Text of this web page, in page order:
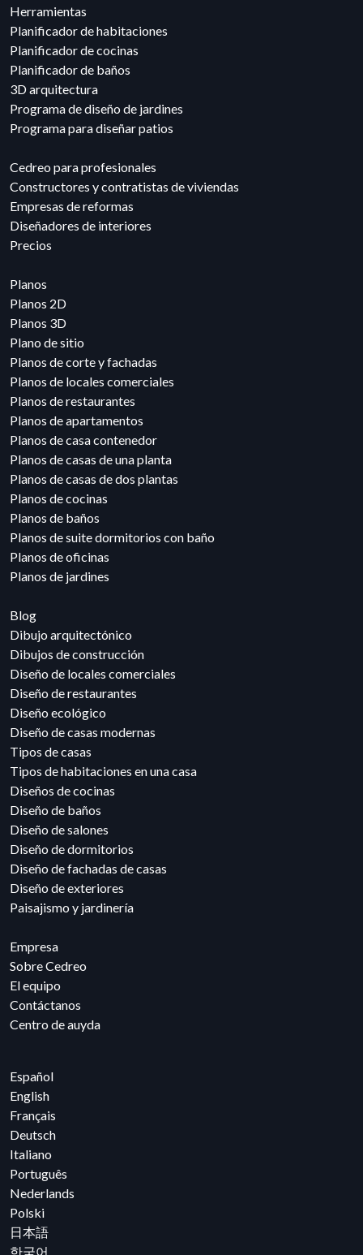
Herramientas
Planificador de habitaciones
Planificador de cocinas
Planificador de baños
3D arquitectura
Programa de diseño de jardines
Programa para diseñar patios
Cedreo para profesionales
Constructores y contratistas de viviendas
Empresas de reformas
Diseñadores de interiores
Precios
Planos
Planos 2D
Planos 3D
Plano de sitio
Planos de corte y fachadas
Planos de locales comerciales
Planos de restaurantes
Planos de apartamentos
Planos de casa contenedor
Planos de casas de una planta
Planos de casas de dos plantas
Planos de cocinas
Planos de baños
Planos de suite dormitorios con baño
Planos de oficinas
Planos de jardines
Blog
Dibujo arquitectónico
Dibujos de construcción
Diseño de locales comerciales
Diseño de restaurantes
Diseño ecológico
Diseño de casas modernas
Tipos de casas
Tipos de habitaciones en una casa
Diseños de cocinas
Diseño de baños
Diseño de salones
Diseño de dormitorios
Diseño de fachadas de casas
Diseño de exteriores
Paisajismo y jardinería
Empresa
Sobre Cedreo
El equipo
Contáctanos
Centro de auyda
Español
English
Français
Deutsch
Italiano
Português
Nederlands
Polski
日本語
한국어